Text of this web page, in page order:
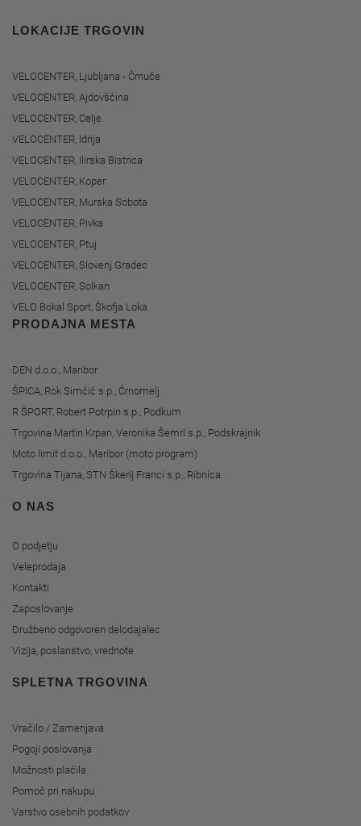
LOKACIJE TRGOVIN
VELOCENTER, Ljubljana - Črnuče
VELOCENTER, Ajdovščina
VELOCENTER, Celje
VELOCENTER, Idrija
VELOCENTER, Ilirska Bistrica
VELOCENTER, Koper
VELOCENTER, Murska Sobota
VELOCENTER, Pivka
VELOCENTER, Ptuj
VELOCENTER, Slovenj Gradec
VELOCENTER, Solkan
VELO Bokal Sport, Škofja Loka
PRODAJNA MESTA
DEN d.o.o., Maribor
ŠPICA, Rok Simčič s.p., Črnomelj
R ŠPORT, Robert Potrpin s.p., Podkum
Trgovina Martin Krpan, Veronika Šemrl s.p., Podskrajnik
Moto limit d.o.o., Maribor (moto program)
Trgovina Tijana, STN Škerlj Franci s.p., Ribnica
O NAS
O podjetju
Veleprodaja
Kontakti
Zaposlovanje
Družbeno odgovoren delodajalec
Vizija, poslanstvo, vrednote
SPLETNA TRGOVINA
Vračilo / Zamenjava
Pogoji poslovanja
Možnosti plačila
Pomoč pri nakupu
Varstvo osebnih podatkov